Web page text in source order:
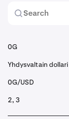
0G
Yhdysvaltain dollari
0G/USD
2, 3